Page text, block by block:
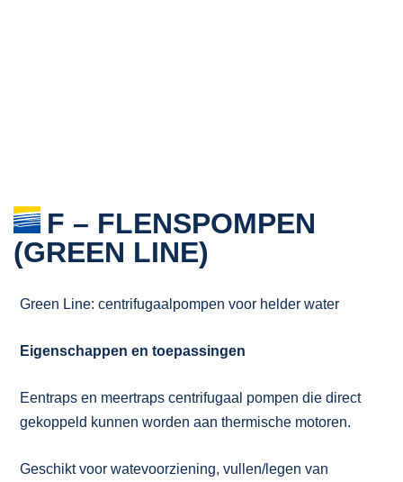
F – FLENSPOMPEN
(GREEN LINE)
Green Line: centrifugaalpompen voor helder water
Eigenschappen en toepassingen
Eentraps en meertraps centrifugaal pompen die direct
gekoppeld kunnen worden aan thermische motoren.
Geschikt voor watevoorziening, vullen/legen van